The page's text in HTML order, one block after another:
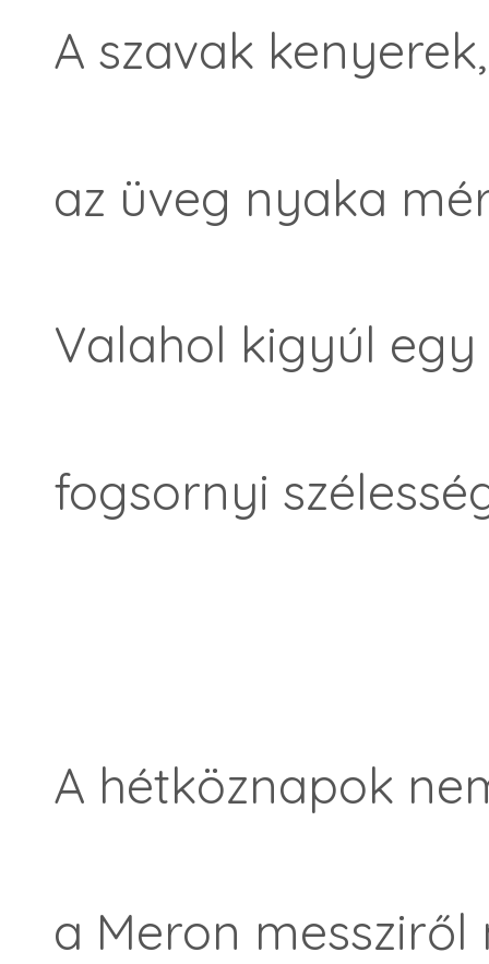
A szavak kenyerek,
az üveg nyaka
Valahol kigyúl egy
fogsornyi
A hétköznapok
a Meron messziről